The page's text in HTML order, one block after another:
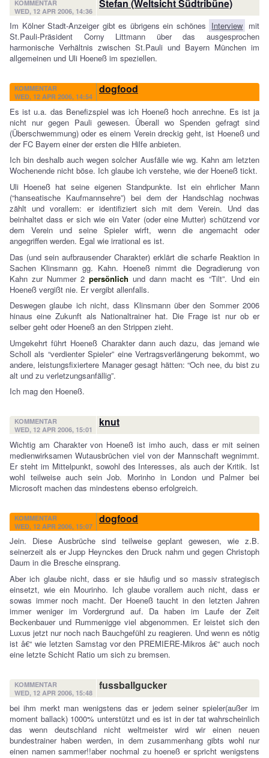
KOMMENTAR
WED, 12 APR 2006, 14:36
Stefan (Weltsicht Südtribüne)
Im Kölner Stadt-Anzeiger gibt es übrigens ein schönes Interview mit
St.Pauli-Präsident Corny Littmann über das ausgesprochen
harmonische Verhältnis zwischen St.Pauli und Bayern München im
allgemeinen und Uli Hoeneß im speziellen.
KOMMENTAR
WED, 12 APR 2006, 14:54
dogfood
Es ist u.a. das Benefizspiel was ich Hoeneß hoch anrechne. Es ist ja
nicht nur gegen Pauli gewesen. Überall wo Spenden gefragt sind
(Überschwemmung) oder es einem Verein dreckig geht, ist Hoeneß und
der FC Bayern einer der ersten die Hilfe anbieten.
Ich bin deshalb auch wegen solcher Ausfälle wie wg. Kahn am letzten
Wochenende nicht böse. Ich glaube ich verstehe, wie der Hoeneß tickt.
Uli Hoeneß hat seine eigenen Standpunkte. Ist ein ehrlicher Mann
(“hanseatische Kaufmannsehre”) bei dem der Handschlag nochwas
zählt und vorallem: er identifiziert sich mit dem Verein. Und das
beinhaltet dass er sich wie ein Vater (oder eine Mutter) schützend vor
dem Verein und seine Spieler wirft, wenn die angemacht oder
angegriffen werden. Egal wie irrational es ist.
Das (und sein aufbrausender Charakter) erklärt die scharfe Reaktion in
Sachen Klinsmann gg. Kahn. Hoeneß nimmt die Degradierung von
Kahn zur Nummer 2 persönlich und dann macht es “Tilt”. Und ein
Hoeneß vergißt nie. Er vergibt allenfalls.
Deswegen glaube ich nicht, dass Klinsmann über den Sommer 2006
hinaus eine Zukunft als Nationaltrainer hat. Die Frage ist nur ob er
selber geht oder Hoeneß an den Strippen zieht.
Umgekehrt führt Hoeneß Charakter dann auch dazu, das jemand wie
Scholl als “verdienter Spieler” eine Vertragsverlängerung bekommt, wo
andere, leistungsfixiertere Manager gesagt hätten: “Och nee, du bist zu
alt und zu verletzungsanfällig”.
Ich mag den Hoeneß.
KOMMENTAR
WED, 12 APR 2006, 15:01
knut
Wichtig am Charakter von Hoeneß ist imho auch, dass er mit seinen
medienwirksamen Wutausbrüchen viel von der Mannschaft wegnimmt.
Er steht im Mittelpunkt, sowohl des Interesses, als auch der Kritik. Ist
wohl teilweise auch sein Job. Morinho in London und Palmer bei
Microsoft machen das mindestens ebenso erfolgreich.
KOMMENTAR
WED, 12 APR 2006, 15:07
dogfood
Jein. Diese Ausbrüche sind teilweise geplant gewesen, wie z.B.
seinerzeit als er Jupp Heynckes den Druck nahm und gegen Christoph
Daum in die Bresche einsprang.
Aber ich glaube nicht, dass er sie häufig und so massiv strategisch
einsetzt, wie ein Mourinho. Ich glaube vorallem auch nicht, dass er
sowas immer noch macht. Der Hoeneß taucht in den letzten Jahren
immer weniger im Vordergrund auf. Da haben im Laufe der Zeit
Beckenbauer und Rummenigge viel abgenommen. Er leistet sich den
Luxus jetzt nur noch nach Bauchgefühl zu reagieren. Und wenn es nötig
ist â€“ wie letzten Samstag vor den PREMIERE-Mikros â€“ auch noch
eine letzte Schicht Ratio um sich zu bremsen.
KOMMENTAR
WED, 12 APR 2006, 15:48
fussballgucker
bei ihm merkt man wenigstens das er jedem seiner spieler(außer im
moment ballack) 1000% unterstützt und es ist in der tat wahrscheinlich
das wenn deutschland nicht weltmeister wird wir einen neuen
bundestrainer haben werden, in dem zusammenhang gibts wohl nur
einen namen sammer!!aber nochmal zu hoeneß er spricht wenigstens